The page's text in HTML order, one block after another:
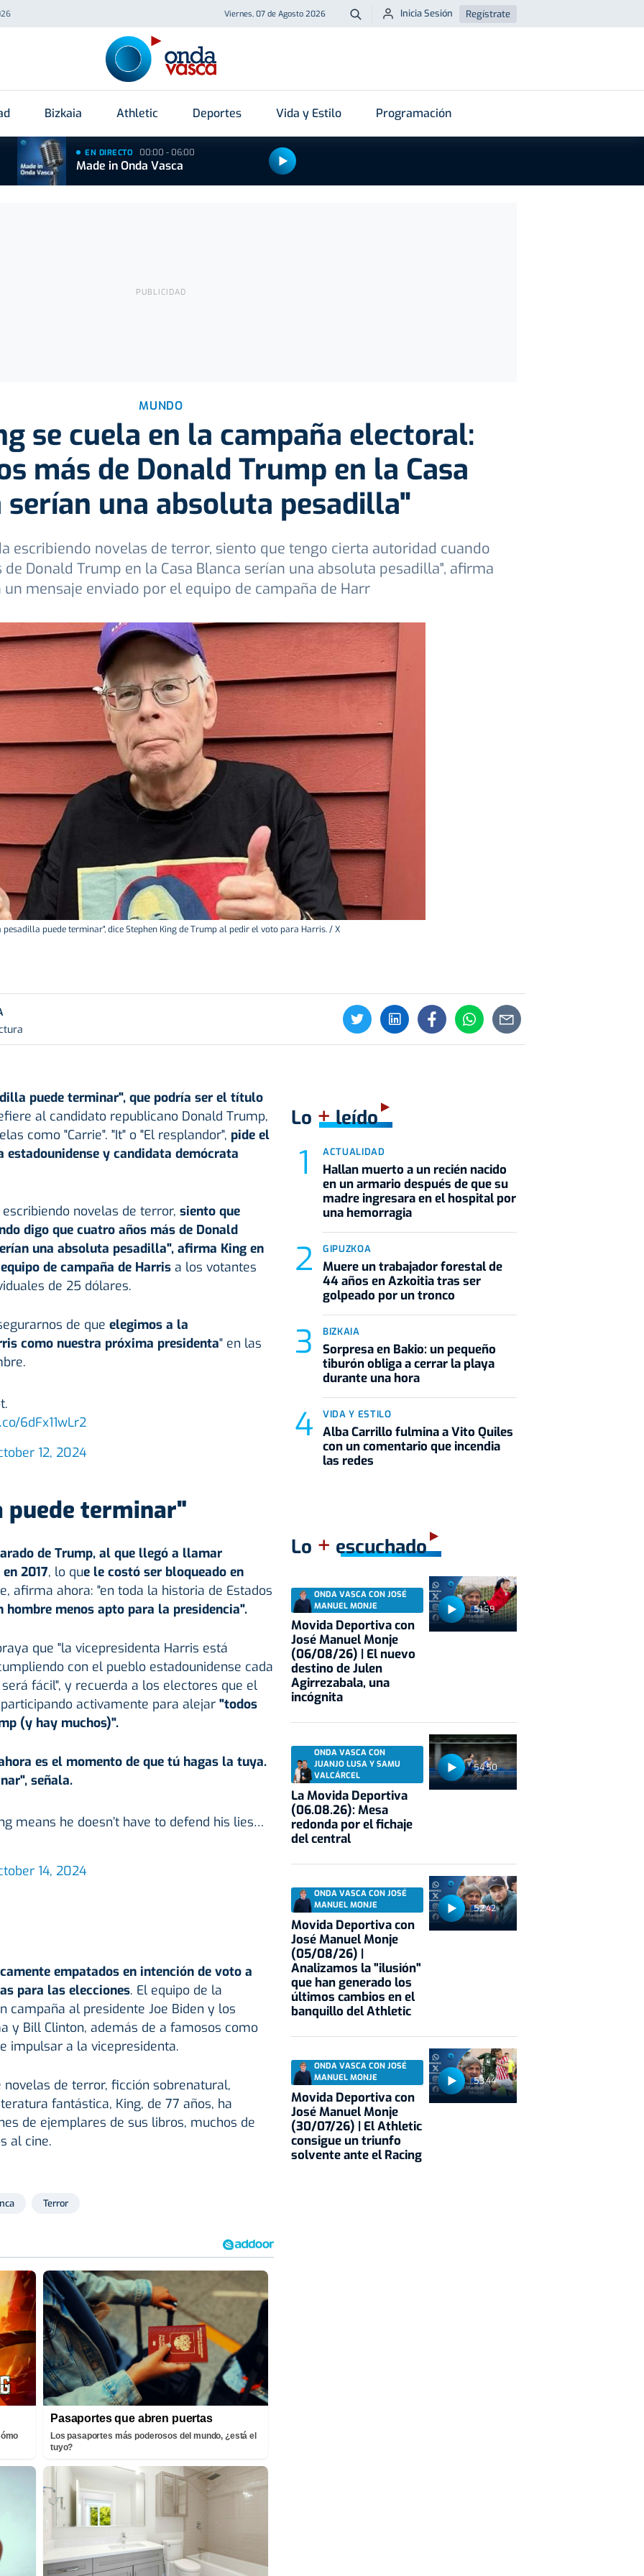
Viernes, 07 de Agosto 2026 Buscar
Inicia Sesión Regístrate
Bizkaia Athletic Deportes Vida y Estilo Programación
EN DIRECTO 00:00 - 06:00
Made in Onda Vasca
MUNDO
se cuela en la campaña electoral:
más de Donald Trump en la Casa
serían una absoluta pesadilla"
escribiendo novelas de terror, siento que tengo cierta autoridad cuando
Donald Trump en la Casa Blanca serían una absoluta pesadilla", afirma
un mensaje enviado por el equipo de campaña de Harr
pesadilla puede terminar", dice Stephen King de Trump al pedir el voto para Harris. / X
puede terminar", que podría ser el título
al candidato republicano Donald Trump,
como "Carrie". "It" o "El resplandor", pide el
y candidata demócrata
novelas de terror, siento que
digo que cuatro años más de Donald
una absoluta pesadilla", afirma King en
de campaña de Harrisa los votantes
de 25 dólares.
de que elegimos a la
como nuestra próxima presidenta" en las
6dFx11wLr2
12, 2024
puede terminar"
de Trump, al que llegó a llamar
2017, lo que le costó ser bloqueado en
afirma ahora: "en toda la historia de Estados
hombre menos apto para la presidencia".
que "la vicepresidenta Harris está
con el pueblo estadounidense cada
fácil", y recuerda a los electores que el
activamente para alejar "todos
(y hay muchos)".
es el momento de que tú hagas la tuya.
señala.
means he doesn’t have to defend his lies…
14, 2024
empatados en intención de voto a
para las elecciones. El equipo de la
campaña al presidente Joe Biden y los
y Bill Clinton, además de a famosos como
impulsar a la vicepresidenta.
de terror, ficción sobrenatural,
fantástica, King, de 77 años, ha
de ejemplares de sus libros, muchos de
al cine.
Terror
Pasaportes que abren puertas
Los pasaportes más poderosos del mundo, ¿está el
tuyo?
Lo +leído
ACTUALIDAD
Hallan muerto a un recién nacido
en un armario después de que su
madre ingresara en el hospital por
una hemorragia
GIPUZKOA
Muere un trabajador forestal de
44 años en Azkoitia tras ser
golpeado por un tronco
BIZKAIA
Sorpresa en Bakio: un pequeño
tiburón obliga a cerrar la playa
durante una hora
VIDA Y ESTILO
Alba Carrillo fulmina a Vito Quiles
con un comentario que incendia
las redes
Lo + escuchado
51:59
ONDA VASCA CON JOSÉ
MANUEL MONJE
Movida Deportiva con
José Manuel Monje
(06/08/26) | El nuevo
destino de Julen
Agirrezabala, una
incógnita
54:50
ONDA VASCA CON
JUANJO LUSA Y SAMU
VALCÁRCEL
La Movida Deportiva
(06.08.26): Mesa
redonda por el fichaje
del central
52:42
ONDA VASCA CON JOSÉ
MANUEL MONJE
Movida Deportiva con
José Manuel Monje
(05/08/26) |
Analizamos la "ilusión"
que han generado los
últimos cambios en el
banquillo del Athletic
53:44
ONDA VASCA CON JOSÉ
MANUEL MONJE
Movida Deportiva con
José Manuel Monje
(30/07/26) | El Athletic
consigue un triunfo
solvente ante el Racing